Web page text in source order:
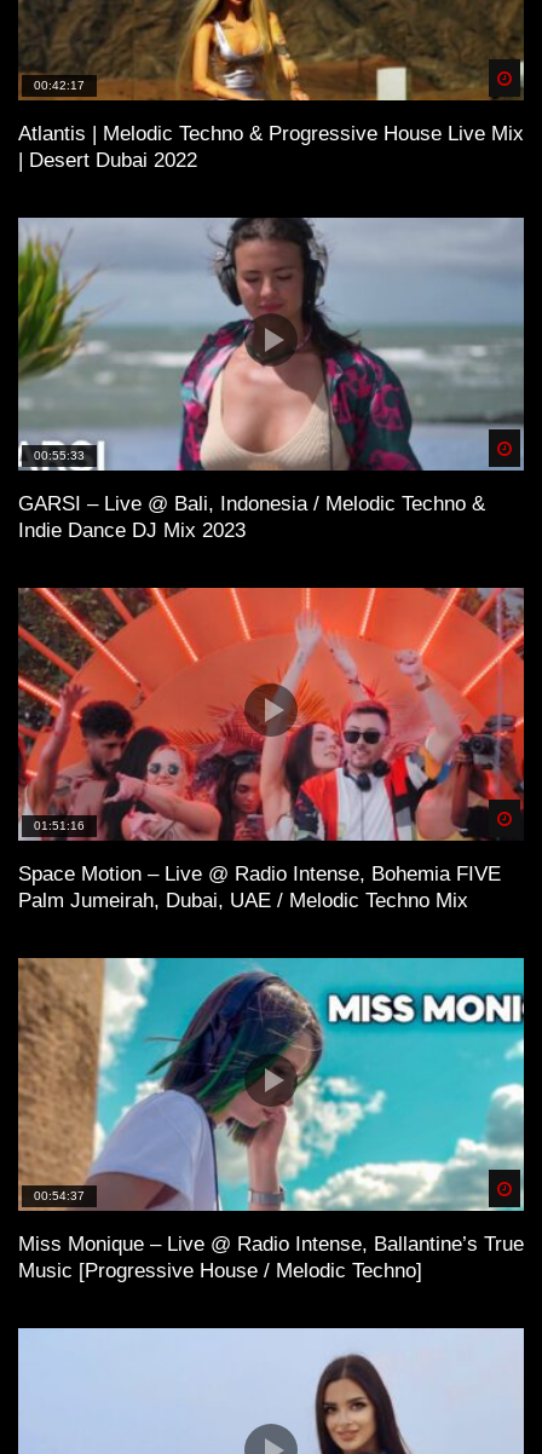
00:42:17
Atlantis | Melodic Techno & Progressive House Live Mix
| Desert Dubai 2022
00:55:33
GARSI – Live @ Bali, Indonesia / Melodic Techno &
Indie Dance DJ Mix 2023
01:51:16
Space Motion – Live @ Radio Intense, Bohemia FIVE
Palm Jumeirah, Dubai, UAE / Melodic Techno Mix
00:54:37
Miss Monique – Live @ Radio Intense, Ballantine’s True
Music [Progressive House / Melodic Techno]